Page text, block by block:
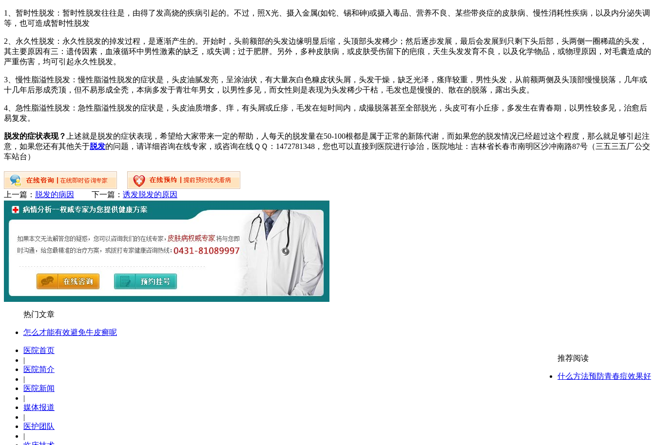
1、暂时性脱发：暂时性脱发往往是，由得了发高烧的疾病引起的。不过，照X光、摄入金属(如铊、锡和砷)或摄入毒品、营养不良、某些带炎症的皮肤病、慢性消耗性疾病，以及内分泌失调
等，也可造成暂时性脱发
2、永久性脱发：永久性脱发的掉发过程，是逐渐产生的。开始时，头前额部的头发边缘明显后缩，头顶部头发稀少；然后逐步发展，最后会发展到只剩下头后部，头两侧一圈稀疏的头发，
其主要原因有三：遗传因素，血液循环中男性激素的缺乏，或失调；过于肥胖。另外，多种皮肤病，或皮肤受伤留下的疤痕，天生头发发育不良，以及化学物品，或物理原因，对毛囊造成的
严重伤害，均可引起永久性脱发。
3、慢性脂溢性脱发：慢性脂溢性脱发的症状是，头皮油腻发亮，呈涂油状，有大量灰白色糠皮状头屑，头发干燥，缺乏光泽，瘙痒较重，男性头发，从前额两侧及头顶部慢慢脱落，几年或
十几年后形成秃顶，但不易形成全秃，本病多发于青壮年男女，以男性多见，而女性则是表现为头发稀少干枯，毛发也是慢慢的、散在的脱落，露出头皮。
4、急性脂溢性脱发：急性脂溢性脱发的症状是，头皮油质增多、痒，有头屑或丘疹，毛发在短时间内，成撮脱落甚至全部脱光，头皮可有小丘疹，多发生在青春期，以男性较多见，治愈后
易复发。
脱发的症状表现？
上述就是脱发的症状表现，希望给大家带来一定的帮助，人每天的脱发量在50-100根都是属于正常的新陈代谢，而如果您的脱发情况已经超过这个程度，那么就足够引起注
意，如果您还有其他关于脱发的问题，请详细咨询在线专家，或咨询在线ＱＱ：1472781348，您也可以直接到医院进行诊治，医院地址：吉林省长春市南明区沙冲南路87号（三五三五厂公交
车站台）
上一篇： 脱发的病因 下一篇： 诱发脱发的原因
热门文章
怎么才能有效避免牛皮癣呢
推荐阅读
什么方法预防青春痘效果好
医院首页
|
医院简介
|
医院新闻
|
媒体报道
|
医护团队
|